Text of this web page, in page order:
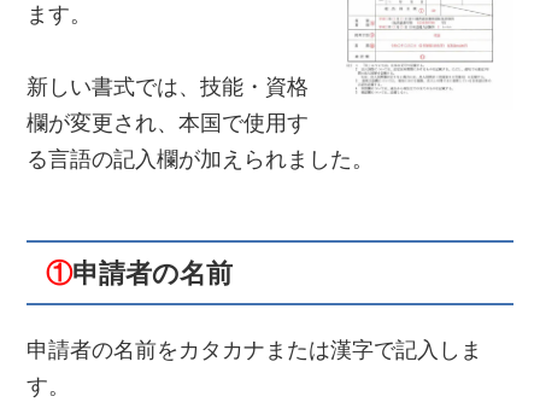
ます。
新しい書式では、技能・資格
欄が変更され、本国で使用す
る言語の記入欄が加えられました。
①申請者の名前
申請者の名前をカタカナまたは漢字で記入しま
す。